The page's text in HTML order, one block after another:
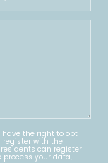
the right to opt
register with the
residents can register
process your data,